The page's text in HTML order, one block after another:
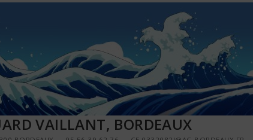
VAILLANT, BORDEAUX